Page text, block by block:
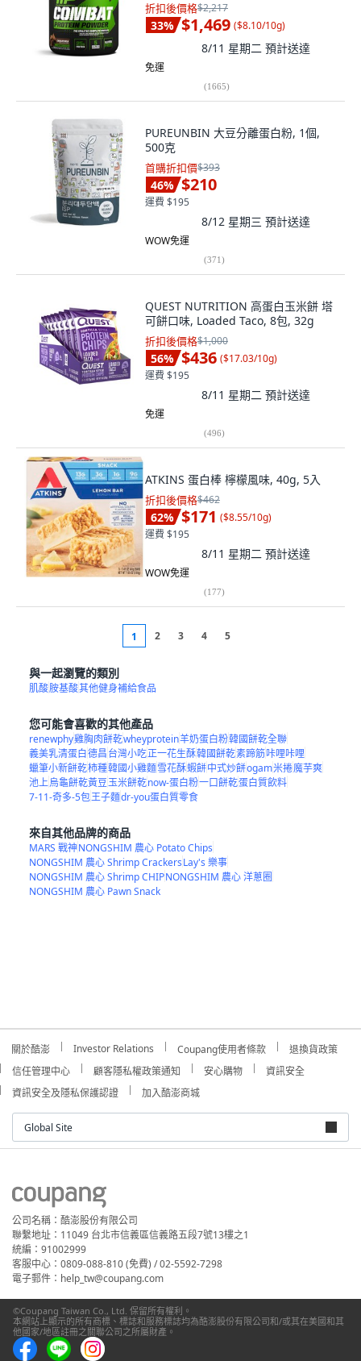
折扣後價格$2,217
33% $1,469 ($8.10/10g)
8/11 星期二 預計送達
免運
(1665)
PUREUNBIN 大豆分離蛋白粉, 1個,
500克
首購折扣價$393
46% $210
運費 $195
8/12 星期三 預計送達
WOW免運
(371)
QUEST NUTRITION 高蛋白玉米餅 塔
可餅口味, Loaded Taco, 8包, 32g
折扣後價格$1,000
56% $436 ($17.03/10g)
運費 $195
8/11 星期二 預計送達
免運
(496)
ATKINS 蛋白棒 檸檬風味, 40g, 5入
折扣後價格$462
62% $171 ($8.55/10g)
運費 $195
8/11 星期二 預計送達
WOW免運
(177)
1 2 3 4 5
與一起瀏覽的類別
肌酸胺基酸其他健身補給食品
您可能會喜歡的其他產品
renewphy雞胸肉餅乾wheyprotein羊奶蛋白粉韓國餅乾全聯
義美乳清蛋白德昌台灣小吃正一花生酥韓國餅乾素蹄筋咔哩咔哩
蠟筆小新餅乾柿種韓國小雞麵雪花酥蝦餅中式炒餅ogam米捲魔芋爽
池上烏龜餅乾黃豆玉米餅乾now-蛋白粉一口餅乾蛋白質飲料
7-11-奇多-5包王子麵dr-you蛋白質零食
來自其他品牌的商品
MARS 戰神NONGSHIM 農心 Potato Chips
NONGSHIM 農心 Shrimp CrackersLay's 樂事
NONGSHIM 農心 Shrimp CHIPNONGSHIM 農心 洋蔥圈
NONGSHIM 農心 Pawn Snack
關於酷澎 Investor Relations Coupang使用者條款
退換貨政策
信任管理中心
顧客隱私權政策通知 安心購物
資訊安全
資訊安全及隱私保護認證
加入酷澎商城
Global Site
公司名稱：酷澎股份有限公司
聯繫地址：11049 台北市信義區信義路五段7號13樓之1
統編：91002999
客服中心：0809-088-810 (免費) / 02-5592-7298
電子郵件：help_tw@coupang.com
©Coupang Taiwan Co., Ltd. 保留所有權利。
本網站上顯示的所有商標、標誌和服務標誌均為酷澎股份有限公司和/或其在美國和其
他國家/地區註冊之關聯公司之所屬財產。